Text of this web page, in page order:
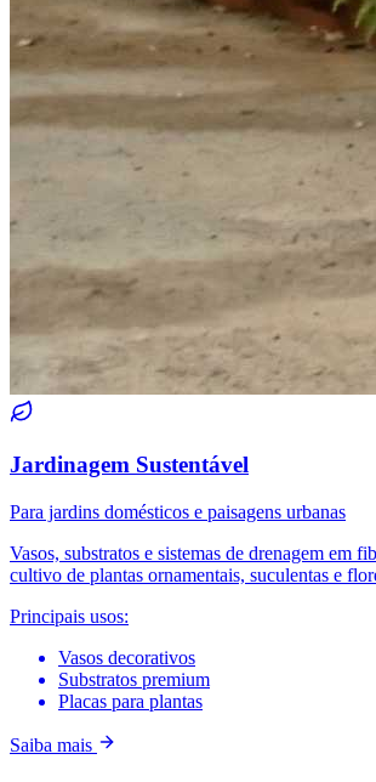
Jardinagem Sustentável
Para jardins domésticos e paisagens urbanas
Vasos, substratos e sistemas de drenagem em
cultivo de plantas ornamentais, suculentas e
Principais usos:
Vasos decorativos
Substratos premium
Placas para plantas
Saiba mais